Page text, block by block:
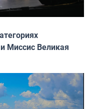
Миссис Великая